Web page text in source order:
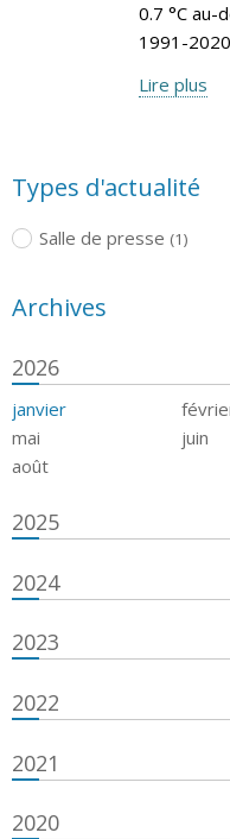
0.7 °C au-
1991-
Lire plus
Types d'actualité
Salle de presse (1)
Archives
2026
janvier
mai
juin
août
2025
2024
2023
2022
2021
2020